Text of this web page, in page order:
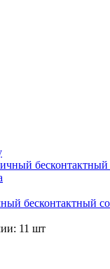
бесконтактный
11 шт